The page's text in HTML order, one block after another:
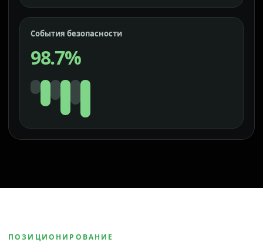
События безопасности
98.7%
ПОЗИЦИОНИРОВАНИЕ